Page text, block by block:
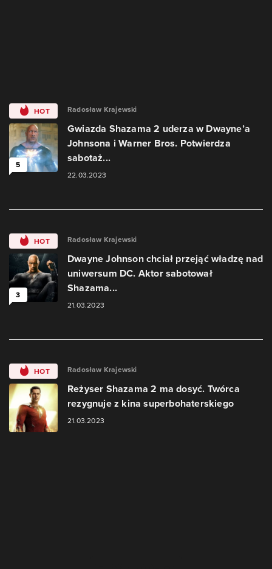
HOT
5
Radosław Krajewski
Gwiazda Shazama 2 uderza w Dwayne’a
Johnsona i Warner Bros. Potwierdza
sabotaż...
22.03.2023
HOT
3
Radosław Krajewski
Dwayne Johnson chciał przejąć władzę nad
uniwersum DC. Aktor sabotował
Shazama...
21.03.2023
HOT Radosław Krajewski
Reżyser Shazama 2 ma dosyć. Twórca
rezygnuje z kina superbohaterskiego
21.03.2023